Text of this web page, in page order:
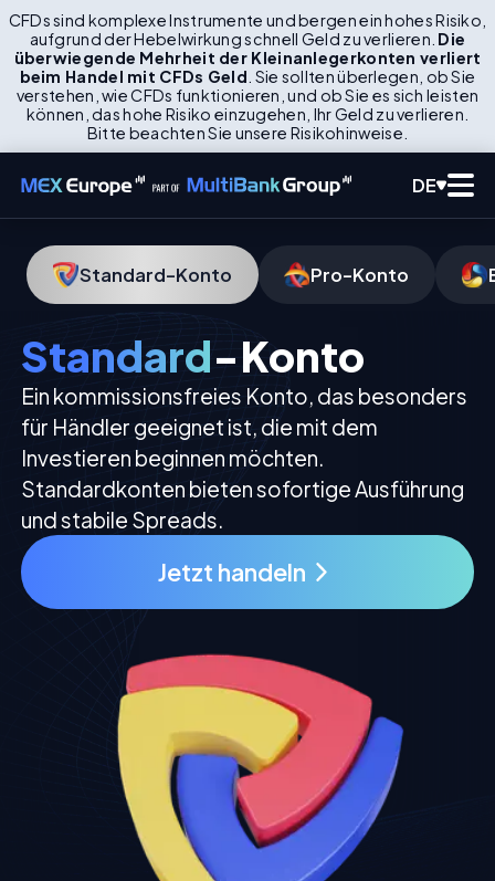
CFDs sind komplexe Instrumente und bergen ein hohes Risiko,
aufgrund der Hebelwirkung schnell Geld zu verlieren. Die
überwiegende Mehrheit der Kleinanlegerkonten verliert
beim Handel mit CFDs Geld . Sie sollten überlegen, ob Sie
verstehen, wie CFDs funktionieren, und ob Sie es sich leisten
können, das hohe Risiko einzugehen, Ihr Geld zu verlieren.
Bitte beachten Sie unsere Risikohinweise.
DE
Standard-Konto Pro-Konto
Standard-Konto
Ein kommissionsfreies Konto, das besonders
für Händler geeignet ist, die mit dem
Investieren beginnen möchten.
Standardkonten bieten sofortige Ausführung
und stabile Spreads.
Jetzt handeln